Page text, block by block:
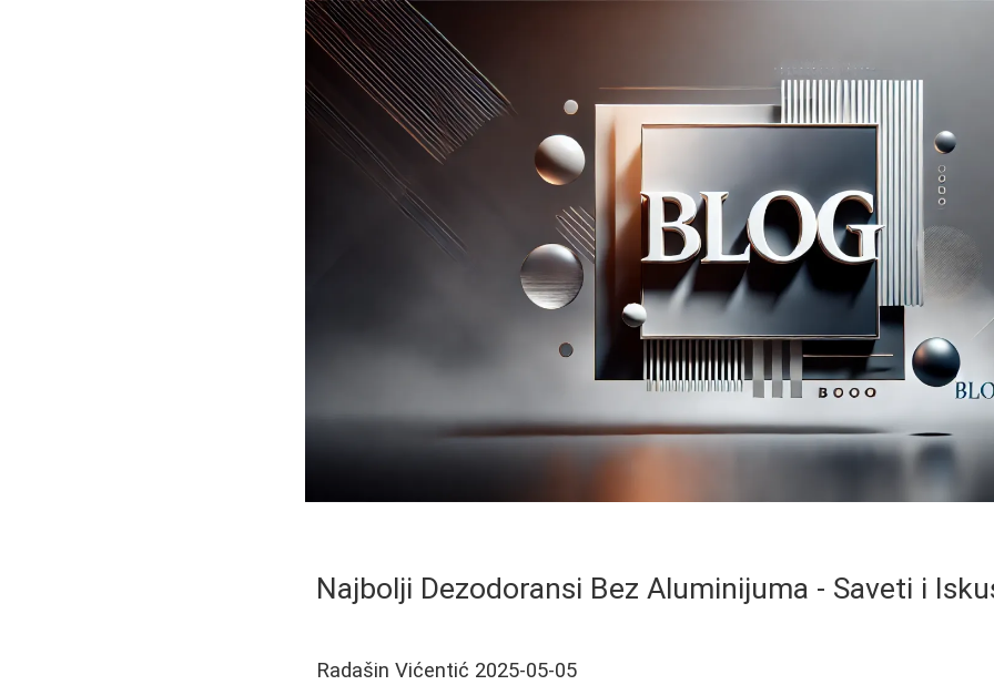
Najbolji Dezodoransi Bez Aluminijuma - Saveti i
Radašin Vićentić 2025-05-05